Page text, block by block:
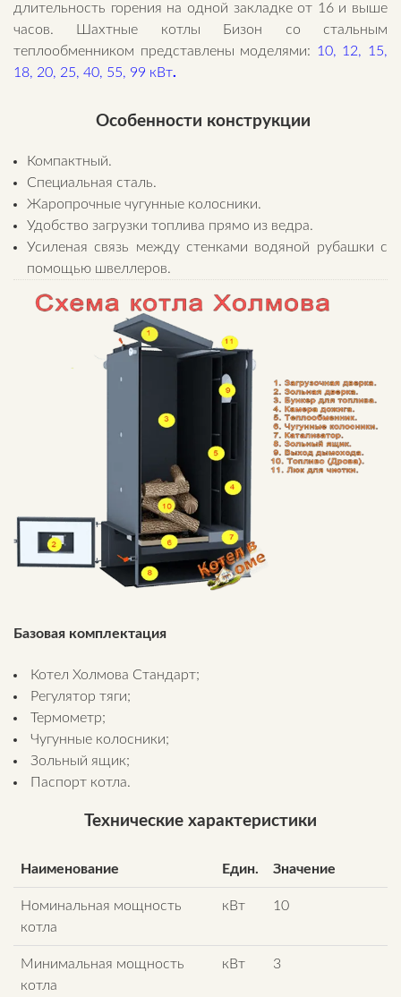
длительность горения на одной закладке от 16 и выше
часов. Шахтные котлы Бизон со стальным
теплообменником представлены моделями: 10, 12, 15,
18, 20, 25, 40, 55, 99 кВт.
Особенности конструкции
Компактный.
Специальная сталь.
Жаропрочные чугунные колосники.
Удобство загрузки топлива прямо из ведра.
Усиленая связь между стенками водяной рубашки с
помощью швеллеров.
Базовая комплектация
Котел Холмова Стандарт;
Регулятор тяги;
Термометр;
Чугунные колосники;
Зольный ящик;
Паспорт котла.
Технические характеристики
Наименование Един. Значение
Номинальная мощность
котла
кВт 10
Минимальная мощность
котла
кВт 3